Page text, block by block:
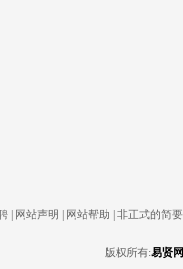
| 网站声明 网站帮助 非正式的简
版权所有:易贤网